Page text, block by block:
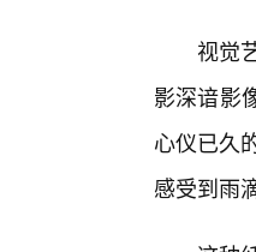
视觉
影深谙影
心仪已久
感受到雨